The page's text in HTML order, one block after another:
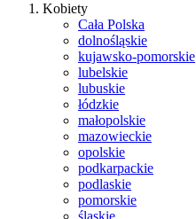
Kobiety
Cała Polska
dolnośląskie
kujawsko-pomorskie
lubelskie
lubuskie
łódzkie
małopolskie
mazowieckie
opolskie
podkarpackie
podlaskie
pomorskie
śląskie